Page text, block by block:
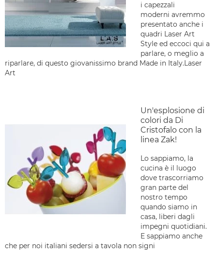
i capezzali
moderni avremmo
presentato anche i
quadri Laser Art
Style ed eccoci qui a
parlare, o meglio a
riparlare, di questo giovanissimo brand Made in Italy.Laser
Art
Un'esplosione di
colori da Di
Cristofalo con la
linea Zak!
Lo sappiamo, la
cucina è il luogo
dove trascorriamo
gran parte del
nostro tempo
quando siamo in
casa, liberi dagli
impegni quotidiani.
E sappiamo anche
che per noi italiani sedersi a tavola non signi